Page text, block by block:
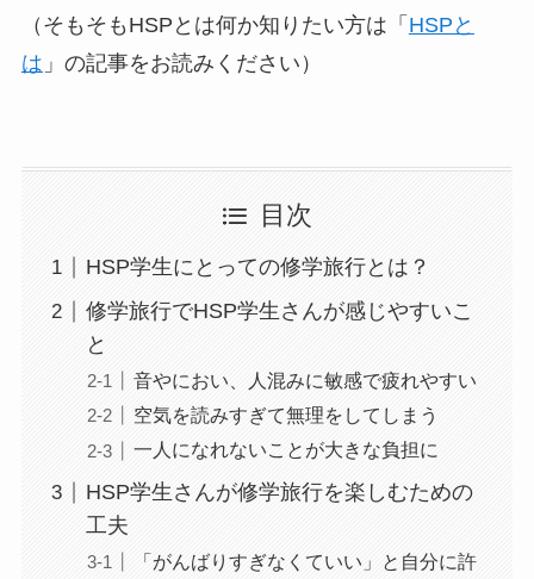
（そもそもHSPとは何か知りたい方は「 HSPと
は 」の記事をお読みください）
目次
HSP学生にとっての修学旅行とは？
修学旅行でHSP学生さんが感じやすいこ
と
音やにおい、人混みに敏感で疲れやすい
空気を読みすぎて無理をしてしまう
一人になれないことが大きな負担に
HSP学生さんが修学旅行を楽しむための
工夫
「がんばりすぎなくていい」と自分に許